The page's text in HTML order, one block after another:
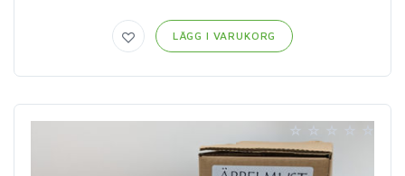
LÄGG I VARUKORG